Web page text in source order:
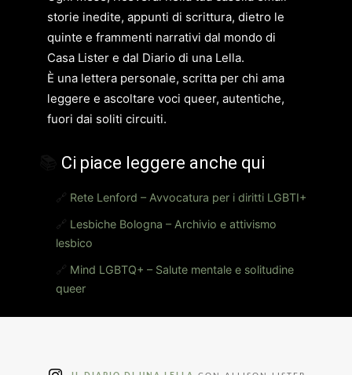
storie inedite, appunti di scrittura, dietro le
quinte e frammenti narrativi dal mondo di
Casa Lister e dal Diario di una Lella.
È una lettera personale, scritta per chi ama
leggere e ascoltare voci queer, autentiche,
fuori dai soliti circuiti.
Ci piace leggere anche qui
🔗 Rete Lenford – Avvocatura per i diritti LGBTI+
🔗 Lesbiche Bologna – Archivio e attivismo
lesbico
🔗 Mind LGBTQ+ – Salute mentale e solitudine
queer